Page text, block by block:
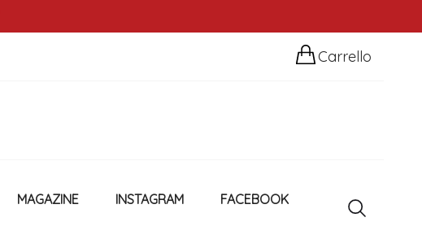
Carrello
MAGAZINE INSTAGRAM
FACEBOOK